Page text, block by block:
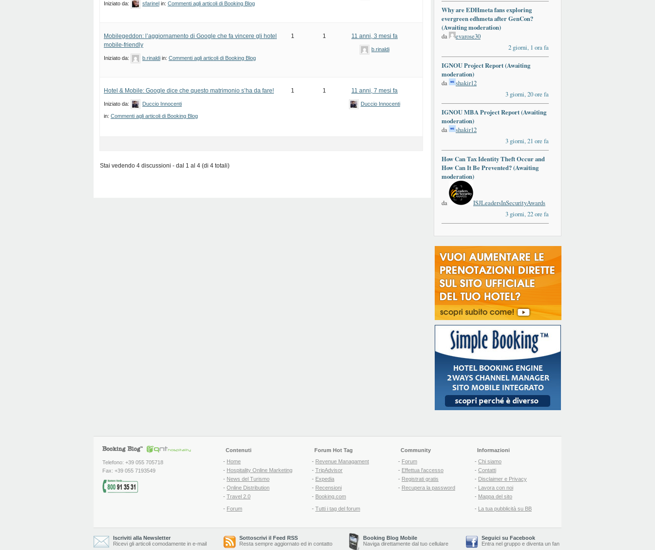
Iniziato da: sfarinel in: Commenti agli articoli di Booking Blog
Mobilegeddon: l’aggiornamento di Google che fa vincere gli hotel
mobile-friendly
Iniziato da: b.rinaldi in: Commenti agli articoli di Booking Blog
1 1 11 anni, 3 mesi fa
b.rinaldi
Hotel & Mobile: Google dice che questo matrimonio s’ha da fare!
Iniziato da: Duccio Innocenti
in: Commenti agli articoli di Booking Blog
1 1 11 anni, 7 mesi fa
Duccio Innocenti
Stai vedendo 4 discussioni - dal 1 al 4 (di 4 totali)
Why are EDHmeta fans exploring
evergreen edhmeta after GenCon?
(Awaiting moderation)
da
evarose30
2 giorni, 1 ora fa
IGNOU Project Report (Awaiting
moderation)
da
shakir12
3 giorni, 20 ore fa
IGNOU MBA Project Report (Awaiting
moderation)
da
shakir12
3 giorni, 21 ore fa
How Can Tax Identity Theft Occur and
How Can It Be Prevented? (Awaiting
moderation)
da
ISJLeadersInSecurityAwards
3 giorni, 22 ore fa
Telefono: +39 055 705718
Fax: +39 055 7193549
Contenuti
- Home
- Hospitality Online Marketing
- News del Turismo
- Online Distribution
- Travel 2.0
- Forum
Forum Hot Tag
- Revenue Managament
- TripAdvisor
- Expedia
- Recensioni
- Booking.com
- Tutti i tag del forum
Community
- Forum
- Effettua l'accesso
- Registrati gratis
- Recupera la password
Informazioni
- Chi siamo
- Contatti
- Disclaimer e Privacy
- Lavora con noi
- Mappa del sito
- La tua pubblicità su BB
Iscriviti alla Newsletter
Ricevi gli articoli comodamente in e-mail
Sottoscrivi il Feed RSS
Resta sempre aggiornato ed in contatto
Booking Blog Mobile
Naviga direttamente dal tuo cellulare
Seguici su Facebook
Entra nel gruppo e diventa un fan